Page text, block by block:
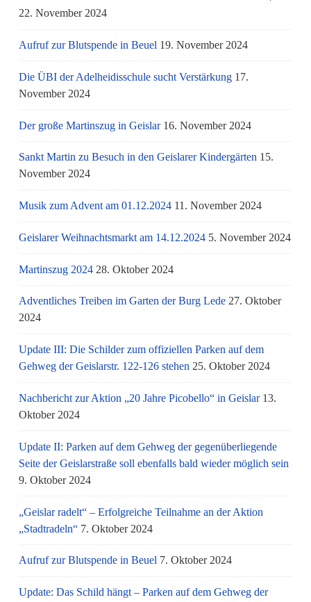
22. November 2024
Aufruf zur Blutspende in Beuel 19. November 2024
Die ÜBI der Adelheidisschule sucht Verstärkung 17.
November 2024
Der große Martinszug in Geislar 16. November 2024
Sankt Martin zu Besuch in den Geislarer Kindergärten 15.
November 2024
Musik zum Advent am 01.12.2024 11. November 2024
Geislarer Weihnachtsmarkt am 14.12.2024 5. November 2024
Martinszug 2024 28. Oktober 2024
Adventliches Treiben im Garten der Burg Lede 27. Oktober
2024
Update III: Die Schilder zum offiziellen Parken auf dem
Gehweg der Geislarstr. 122-126 stehen 25. Oktober 2024
Nachbericht zur Aktion „20 Jahre Picobello“ in Geislar 13.
Oktober 2024
Update II: Parken auf dem Gehweg der gegenüberliegende
Seite der Geislarstraße soll ebenfalls bald wieder möglich sein
9. Oktober 2024
„Geislar radelt“ – Erfolgreiche Teilnahme an der Aktion
„Stadtradeln“ 7. Oktober 2024
Aufruf zur Blutspende in Beuel 7. Oktober 2024
Update: Das Schild hängt – Parken auf dem Gehweg der